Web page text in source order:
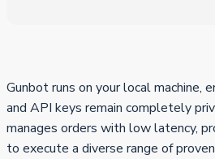
Gunbot runs on your local machine,
and API keys remain completely
manages orders with low latency,
to execute a diverse range of